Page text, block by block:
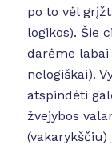
po to vėl
logikos). Šie
darėme
nelogiškai).
atspindėti
žvejybos